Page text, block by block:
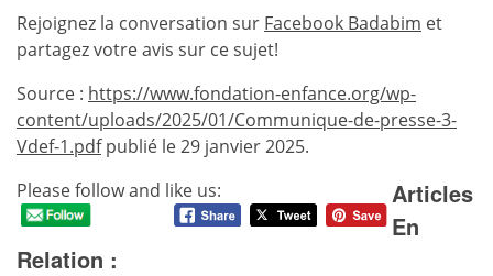
Rejoignez la conversation sur Facebook Badabim et
partagez votre avis sur ce sujet!
Source : https://www.fondation-enfance.org/wp-
content/uploads/2025/01/Communique-de-presse-3-
Vdef-1.pdfpublié le 29 janvier 2025.
Please follow and like us:
Articles
En
Relation :